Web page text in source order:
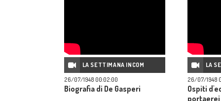
LA SETTIMANA INCOM
26/07/1948 00:02:00
Biografia di De Gasperi
LA
26/07/1948
Ospiti
portaerei